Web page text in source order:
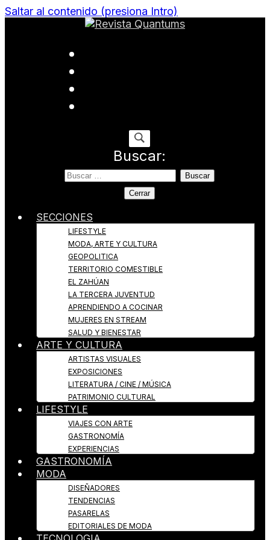
Saltar al contenido (presiona Intro)
Revista Quantums
Buscar:
Cerrar
SECCIONES
LIFESTYLE
MODA, ARTE Y CULTURA
GEOPOLITICA
TERRITORIO COMESTIBLE
EL ZAHÚAN
LA TERCERA JUVENTUD
APRENDIENDO A COCINAR
MUJERES EN STREAM
SALUD Y BIENESTAR
ARTE Y CULTURA
ARTISTAS VISUALES
EXPOSICIONES
LITERATURA / CINE / MÚSICA
PATRIMONIO CULTURAL
LIFESTYLE
VIAJES CON ARTE
GASTRONOMÍA
EXPERIENCIAS
GASTRONOMÍA
MODA
DISEÑADORES
TENDENCIAS
PASARELAS
EDITORIALES DE MODA